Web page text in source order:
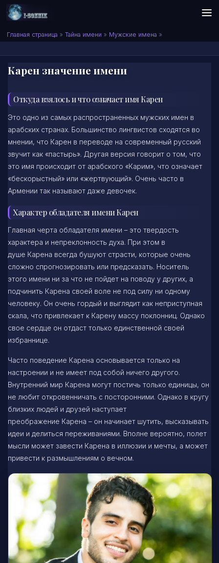
Skip to content
Сонник I-SONNIK.COM
Главная страница » Тайна имени » Мужские имена »
Карен значение имени
Откуда взялось и что означает имя Карен
Это одно из самых распространенных мужских имен в
арабских странах. Большинство лингвистов сходятся во
мнении, что Карен в переводе на современный русский
звучит как «пастырь». Другая версия говорит о том, что
это имя происходит от арабского «Карим», что означает
«бескорыстный» или «жертвующий». Очень часто в
Армении так называют даже девочек.
Характер обладателя имени Карен
Главная черта обладателя имени – это твердость
характера и непреклонность духа. При этом в
душе Карена всегда бушуют страсти, которые очень
сложно спрогнозировать или предсказать. Носитель
этого имени ни за что не пойдет на поводу у других, а
подчинить Карена своей воле не под силу ни одному
человеку. Он очень гордый и выглядит как неприступная
скала, что привлекает к Карену массу поклонниц. Однако
свое сердце он отдаст только единственной своей
избраннице.
Часто поведение Карена основывается только на
настроении и не имеет под собой ничего другого.
Внутренний мир Карена могут постичь только единицы, он
не любит откровенничать с посторонними. Однако в кругу
близких людей и друзей наступает
преображение Карена – он начинает шутить, высказывать
идеи и делиться переживаниями. Вполне вероятно, полет
мысли может завести Карена в иллюзии и мечты, а может
привести к размышлениям о вечном.